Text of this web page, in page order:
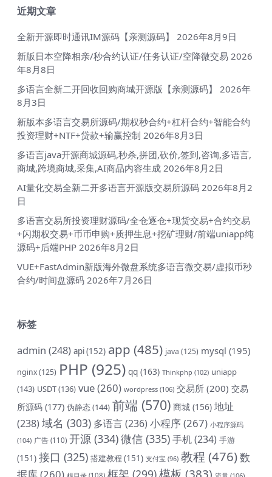
近期文章
全新开源即时通讯IM源码【亲测源码】
2026年8月9日
新版日本空降相亲/秒合约认证/任务认证/空降微交易 2026
年8月8日
多语言全新二开回收回购商城开源版【亲测源码】
2026年
8月3日
新版本多语言交易所源码/期权秒合约+杠杆合约+智能合约
投资理财+NTF+贷款+输赢控制 2026年8月3日
多语言java开源商城源码,秒杀,拼团,砍价,签到,咨询,多语言,
商城,跨境商城,采集,AI商品内容生成 2026年8月2日
AI量化交易全新二开多语言开源版交易所源码 2026年8月2
日
多语言交易所投资理财源码/全仓逐仓+现货交易+合约交易
+闪期权交易+币币申购+质押生息+挖矿理财/前端uniapp纯
源码+后端PHP 2026年8月2日
VUE+FastAdmin新版海外微盘系统多语言微交易/虚拟币秒
合约/时间盘源码 2026年7月26日
标签
admin (248) api(152) app (485) java (125) mysql (195)
nginx(125) PHP (925) qq (163) Thinkphp (102) uniapp
(143) USDT(136) vue(260) wordpress (106) 交易所 (200) 交易
所源码 (177) 伪静态(144) 前端 (570) 商城 (156) 地址
(238)域名 (303) 多语言(236) 小程序(267) 小程序源码
(104) 广告 (110) 开源 (334)微信 (335)手机(234) 手游
(151) 接口 (325) 搭建教程 (151) 支付宝 (96) 教程 (476)数
据库(260) 框架 (299)模板 (383)